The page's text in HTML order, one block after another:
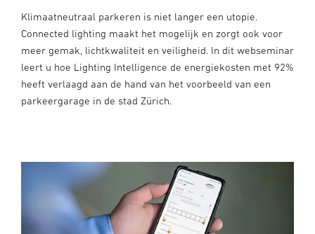
Klimaatneutraal parkeren is niet langer een utopie.
Connected lighting maakt het mogelijk en zorgt ook voor
meer gemak, lichtkwaliteit en veiligheid. In dit webseminar
leert u hoe Lighting Intelligence de energiekosten met 92%
heeft verlaagd aan de hand van het voorbeeld van een
parkeergarage in de stad Zürich.